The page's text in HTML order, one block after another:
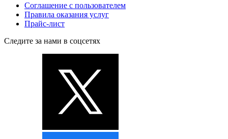
Соглашение с пользователем
Правила оказания услуг
Прайс-лист
Следите за нами в соцсетях